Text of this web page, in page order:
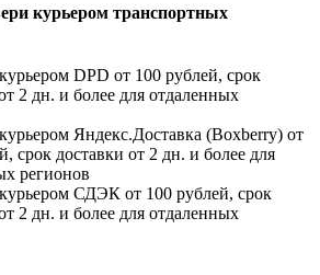
курьером транспортных
DPD от 100 рублей, срок
2 дн. и более для отдаленных
Яндекс.Доставка (Boxberry) от
срок доставки от 2 дн. и более для
регионов
СДЭК от 100 рублей, срок
2 дн. и более для отдаленных